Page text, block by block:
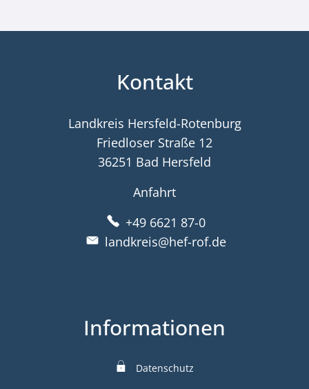
Kontakt
Landkreis Hersfeld-Rotenburg
Friedloser Straße 12
36251 Bad Hersfeld
Anfahrt
+49 6621 87-0
landkreis@hef-rof.de
Informationen
Datenschutz